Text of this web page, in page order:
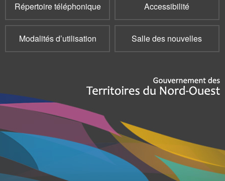
Répertoire téléphonique Accessibilité
Modalités d’utilisation Salle des nouvelles